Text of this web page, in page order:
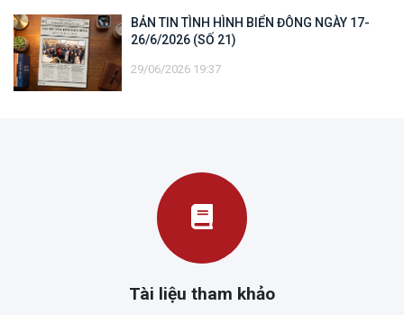
BẢN TIN TÌNH HÌNH BIỂN ĐÔNG NGÀY 17-
26/6/2026 (SỐ 21)
29/06/2026 19:37
Tài liệu tham khảo